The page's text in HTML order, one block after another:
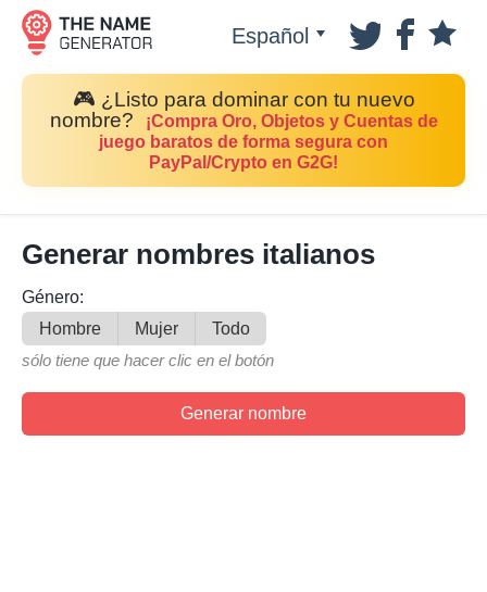
Español
🎮 ¿Listo para dominar con tu nuevo
nombre?
¡Compra Oro, Objetos y Cuentas de
juego baratos de forma segura con
PayPal/Crypto en G2G!
Generar nombres italianos
Género:
Hombre
Mujer
Todo
sólo tiene que hacer clic en el botón